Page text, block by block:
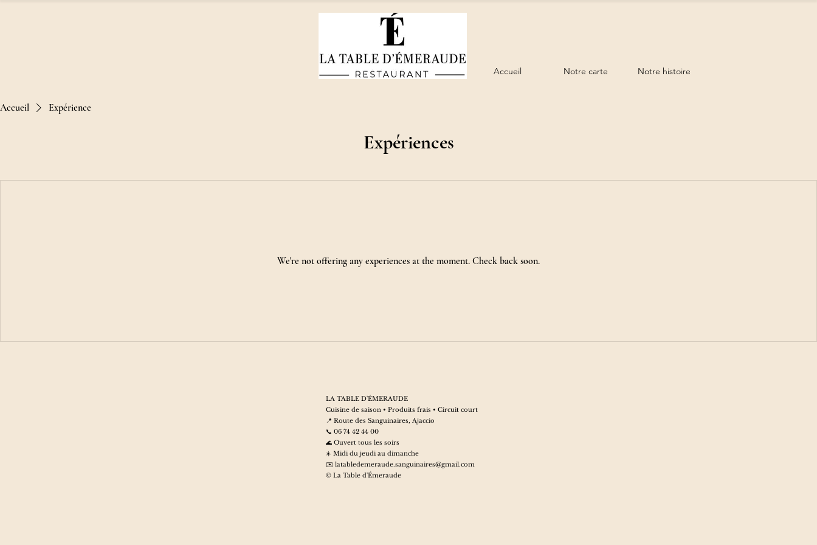
Accueil Notre carte Notre histoire
Accueil Expérience
Expériences
We're not offering any experiences at the moment. Check back soon.
LA TABLE D'ÉMERAUDE
Cuisine de saison • Produits frais • Circuit court
📍 Route des Sanguinaires, Ajaccio
📞 06 74 42 44 00
🌊 Ouvert tous les soirs
☀️ Midi du jeudi au dimanche
✉️ latabledemeraude.sanguinaires@gmail.com
© La Table d'Émeraude